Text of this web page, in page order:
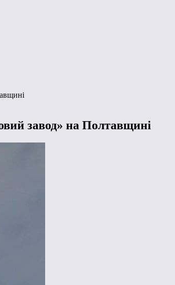
завод» на Полтавщині